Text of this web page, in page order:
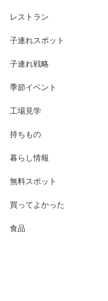
レストラン
子連れスポット
子連れ戦略
季節イベント
工場見学
持ちもの
暮らし情報
無料スポット
買ってよかった
食品